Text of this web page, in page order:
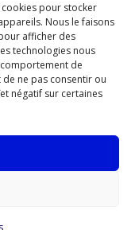
pour stocker
Nous le faisons
afficher des
technologies nous
de
de ne pas consentir ou
négatif sur certaines